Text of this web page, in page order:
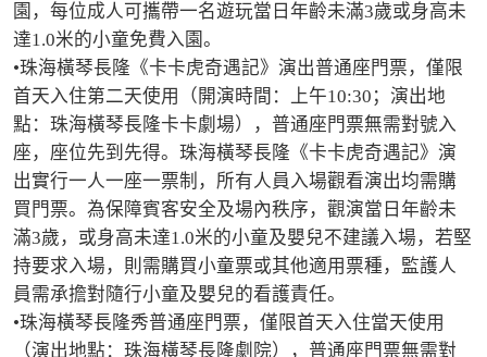
園，每位成人可攜帶一名遊玩當日年齡未滿3歲或身高未
達1.0米的小童免費入園。
•珠海橫琴長隆《卡卡虎奇遇記》演出普通座門票，僅限
首天入住第二天使用（開演時間：上午10:30；演出地
點：珠海橫琴長隆卡卡劇場），普通座門票無需對號入
座，座位先到先得。珠海橫琴長隆《卡卡虎奇遇記》演
出實行一人一座一票制，所有人員入場觀看演出均需購
買門票。為保障賓客安全及場內秩序，觀演當日年齡未
滿3歲，或身高未達1.0米的小童及嬰兒不建議入場，若堅
持要求入場，則需購買小童票或其他適用票種，監護人
員需承擔對隨行小童及嬰兒的看護責任。
•珠海橫琴長隆秀普通座門票，僅限首天入住當天使用
（演出地點：珠海橫琴長隆劇院），普通座門票無需對